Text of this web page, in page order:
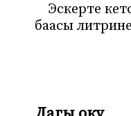
Эскерте
баасы